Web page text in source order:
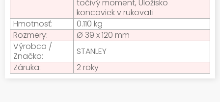
točivý moment, Úložisko
koncoviek v rukoväti
Hmotnosť:
0.110 kg
Rozmery:
Ø 39 x 120 mm
Výrobca /
Značka:
STANLEY
Záruka:
2 roky